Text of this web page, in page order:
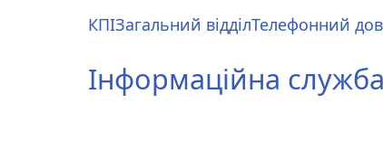
menu
КПІЗагальний відділТелефонний
Інформаційна